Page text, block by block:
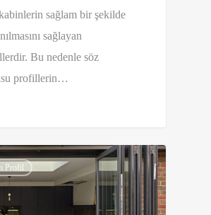
sağlam bir şekilde
sağlayan
Bu nedenle söz
profillerin…
Profil
0